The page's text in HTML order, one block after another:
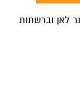
לאן וברשתות